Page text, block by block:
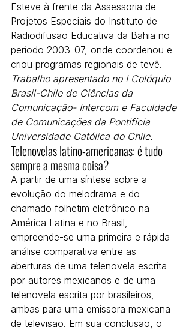
Esteve à frente da Assessoria de
Projetos Especiais do Instituto de
Radiodifusão Educativa da Bahia no
período 2003-07, onde coordenou e
criou programas regionais de tevê.
Trabalho apresentado no I Colóquio
Brasil-Chile de Ciências da
Comunicação- Intercom e Faculdade
de Comunicações da Pontifícia
Universidade Católica do Chile.
Telenovelas latino-americanas: é tudo
sempre a mesma coisa?
A partir de uma síntese sobre a
evolução do melodrama e do
chamado folhetim eletrônico na
América Latina e no Brasil,
empreende-se uma primeira e rápida
análise comparativa entre as
aberturas de uma telenovela escrita
por autores mexicanos e de uma
telenovela escrita por brasileiros,
ambas para uma emissora mexicana
de televisão. Em sua conclusão, o